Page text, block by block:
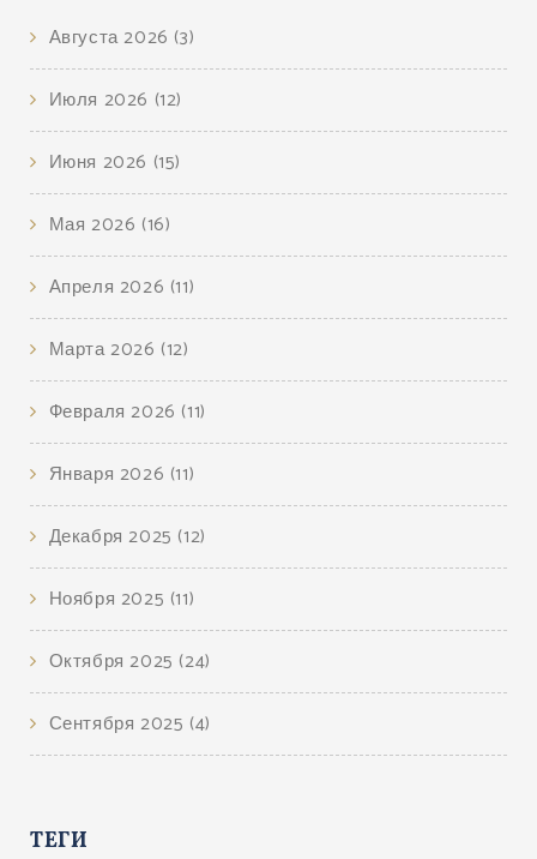
Августа 2026 (3)
Июля 2026 (12)
Июня 2026 (15)
Мая 2026 (16)
Апреля 2026 (11)
Марта 2026 (12)
Февраля 2026 (11)
Января 2026 (11)
Декабря 2025 (12)
Ноября 2025 (11)
Октября 2025 (24)
Сентября 2025 (4)
ТЕГИ